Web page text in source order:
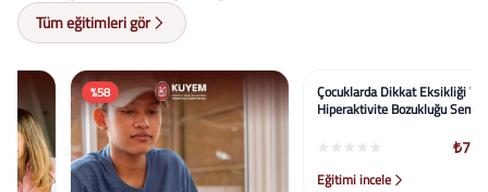
Tüm eğitimleri gör
%58 %50